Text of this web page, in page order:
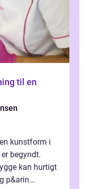
kunstform i
begyndt.
kan hurtigt
p&arin...